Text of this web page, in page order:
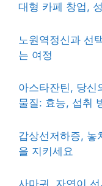
대형 카페 창업,
노원역정신과 선
는 여정
아스타잔틴, 당신
물질: 효능, 섭취
갑상선저하증, 놓
을 지키세요